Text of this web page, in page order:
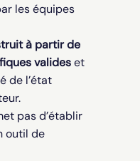
les équipes
à partir de
valideset
de l’état
pas d’établir
outil de